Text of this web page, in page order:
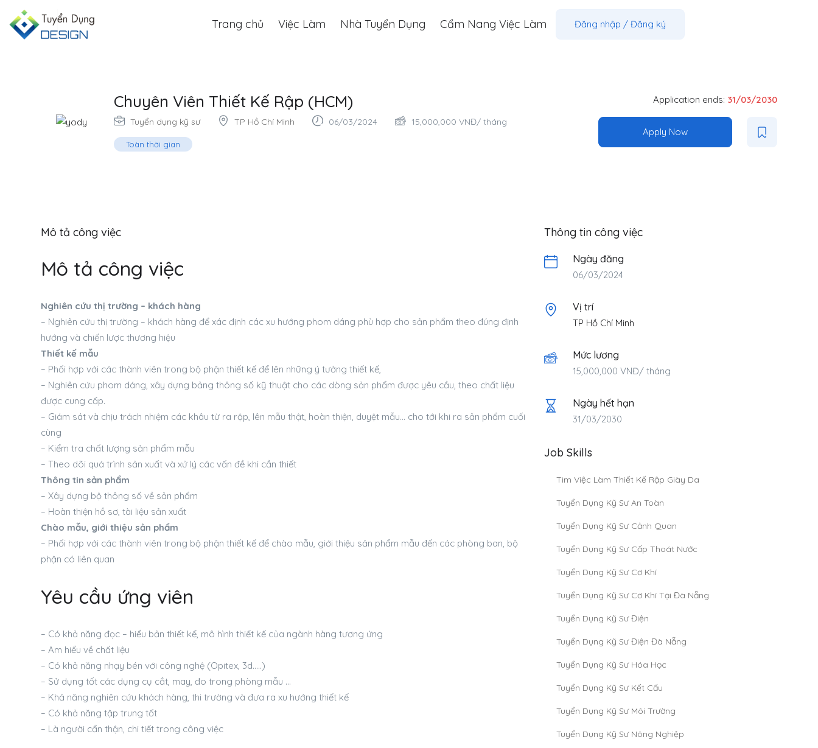
Trang chủ Việc Làm Nhà Tuyển Dụng Cẩm Nang Việc Làm Đăng nhập / Đăng ký
Chuyên Viên Thiết Kế Rập (HCM)
Tuyển dụng kỹ sư TP Hồ Chí Minh 06/03/2024 15,000,000 VNĐ/ tháng
Toàn thời gian
Application ends: 31/03/2030
Apply Now
Mô tả công việc
Mô tả công việc
Nghiên cứu thị trường – khách hàng
– Nghiên cứu thị trường – khách hàng để xác định các xu hướng phom dáng phù hợp cho sản phẩm theo đúng định
hướng và chiến lược thương hiệu
Thiết kế mẫu
– Phối hợp với các thành viên trong bộ phận thiết kế để lên những ý tưởng thiết kế,
– Nghiên cứu phom dáng, xây dựng bảng thông số kỹ thuật cho các dòng sản phẩm được yêu cầu, theo chất liệu
được cung cấp.
– Giám sát và chịu trách nhiệm các khâu từ ra rập, lên mẫu thật, hoàn thiện, duyệt mẫu… cho tới khi ra sản phẩm cuối
cùng
– Kiểm tra chất lượng sản phẩm mẫu
– Theo dõi quá trình sản xuất và xử lý các vấn đề khi cần thiết
Thông tin sản phẩm
– Xây dựng bộ thông số về sản phẩm
– Hoàn thiện hồ sơ, tài liệu sản xuất
Chào mẫu, giới thiệu sản phẩm
– Phối hợp với các thành viên trong bộ phận thiết kế để chào mẫu, giới thiệu sản phẩm mẫu đến các phòng ban, bộ
phận có liên quan
Yêu cầu ứng viên
– Có khả năng đọc – hiểu bản thiết kế, mô hình thiết kế của ngành hàng tương ứng
– Am hiểu về chất liệu
– Có khả năng nhạy bén với công nghệ (Opitex, 3d…..)
– Sử dụng tốt các dụng cụ cắt, may, đo trong phòng mẫu …
– Khả năng nghiên cứu khách hàng, thi trường và đưa ra xu hướng thiết kế
– Có khả năng tập trung tốt
– Là người cẩn thận, chi tiết trong công việc
Thông tin công việc
Ngày đăng
06/03/2024
Vị trí
TP Hồ Chí Minh
Mức lương
15,000,000 VNĐ/ tháng
Ngày hết hạn
31/03/2030
Job Skills
Tìm Việc Làm Thiết Kế Rập Giày Da
Tuyển Dụng Kỹ Sư An Toàn
Tuyển Dụng Kỹ Sư Cảnh Quan
Tuyển Dụng Kỹ Sư Cấp Thoát Nước
Tuyển Dụng Kỹ Sư Cơ Khí
Tuyển Dụng Kỹ Sư Cơ Khí Tại Đà Nẵng
Tuyển Dụng Kỹ Sư Điện
Tuyển Dụng Kỹ Sư Điện Đà Nẵng
Tuyển Dụng Kỹ Sư Hóa Học
Tuyển Dụng Kỹ Sư Kết Cấu
Tuyển Dụng Kỹ Sư Môi Trường
Tuyển Dụng Kỹ Sư Nông Nghiệp